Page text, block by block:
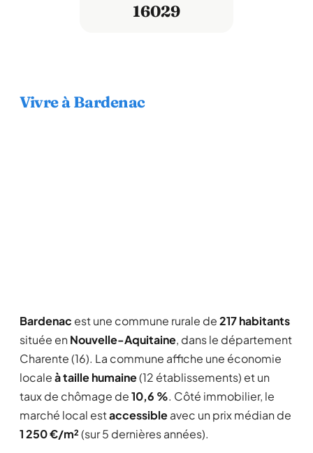
16029
Vivre à Bardenac
Bardenac est une commune rurale de217 habitants
située en Nouvelle-Aquitaine, dans le département
Charente (16). La commune affiche une économie
localeà taille humaine(12 établissements) et un
taux de chômage de10,6 %. Côté immobilier, le
marché local estaccessibleavec un prix médian de
1 250 €/m²(sur 5 dernières années).